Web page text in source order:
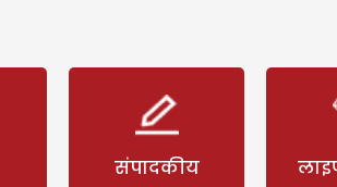
संपादकीय